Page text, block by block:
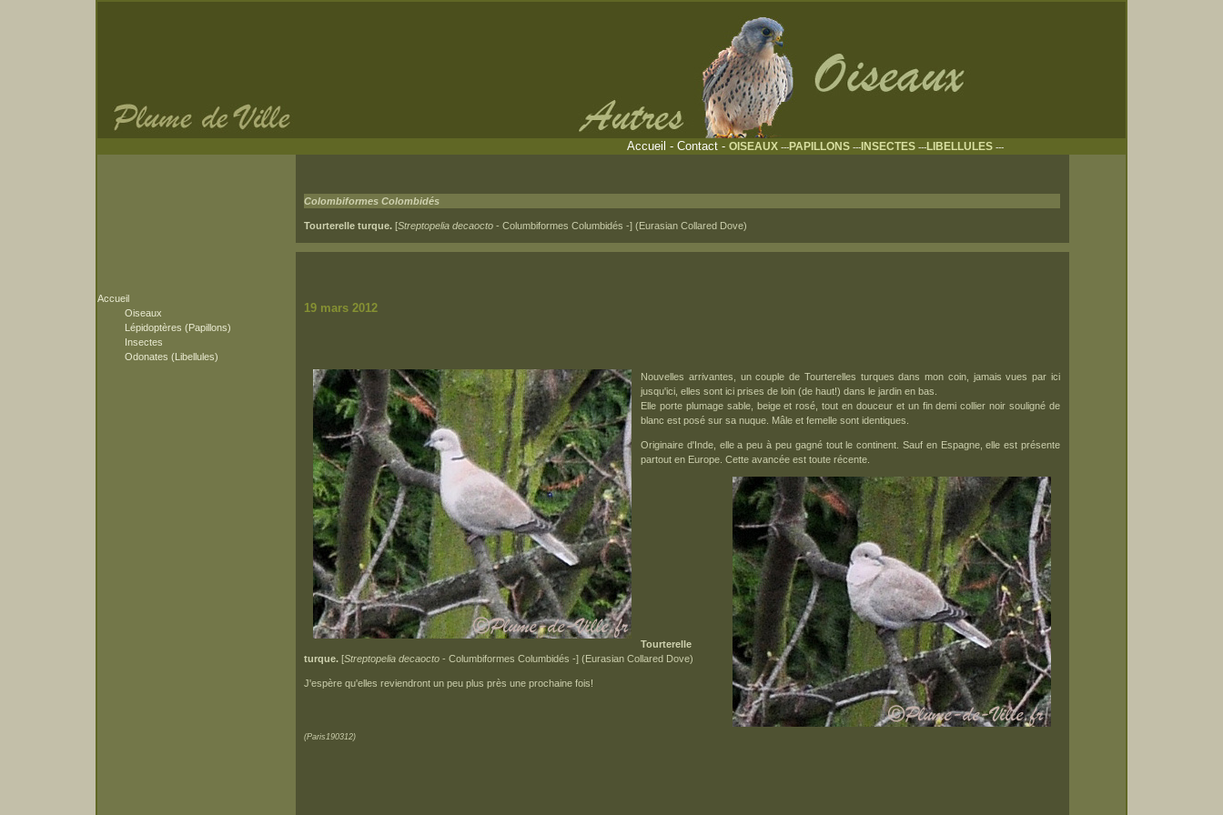
Accueil - Contact- OISEAUX ---PAPILLONS ---INSECTES ---LIBELLULES ---
Accueil
Oiseaux
Lépidoptères (Papillons)
Insectes
Odonates (Libellules)
Colombiformes Colombidés
Tourterelle turque. [Streptopelia decaocto - Columbiformes Columbidés -] (Eurasian Collared Dove)
19 mars 2012
Nouvelles arrivantes, un couple de Tourterelles turques dans mon coin, jamais vues par ici
jusqu'ici, elles sont ici prises de loin (de haut!) dans le jardin en bas.
Elle porte plumage sable, beige et rosé, tout en douceur et un fin demi collier noir souligné de
blanc est posé sur sa nuque. Mâle et femelle sont identiques.
Originaire d'Inde, elle a peu à peu gagné tout le continent. Sauf en Espagne, elle est présente
partout en Europe. Cette avancée est toute récente.
Tourterelle
turque. [Streptopelia decaocto - Columbiformes Columbidés -] (Eurasian Collared Dove)
J'espère qu'elles reviendront un peu plus près une prochaine fois!
(Paris190312)